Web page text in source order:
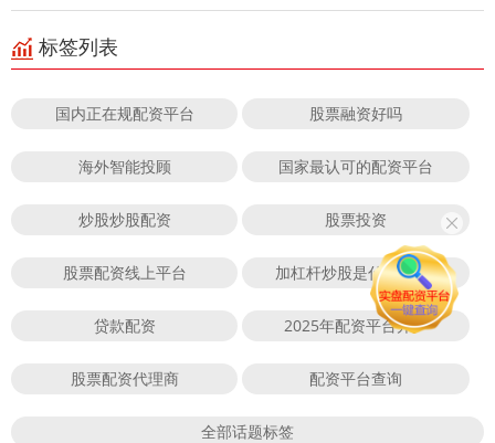
标签列表
国内正在规配资平台 股票融资好吗
海外智能投顾 国家最认可的配资平台
炒股炒股配资 股票投资
股票配资线上平台 加杠杆炒股是什么意思?
贷款配资 2025年配资平台开户
股票配资代理商 配资平台查询
全部话题标签